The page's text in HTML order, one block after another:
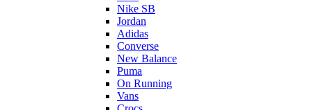
Nike SB
Jordan
Adidas
Converse
New Balance
Puma
On Running
Vans